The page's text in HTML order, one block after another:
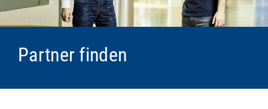
Partner finden